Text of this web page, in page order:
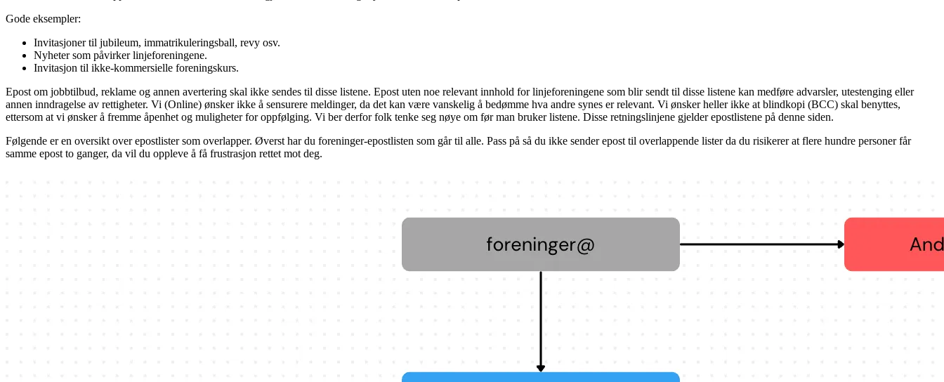
Gode eksempler:
Invitasjoner til jubileum, immatrikuleringsball, revy osv.
Nyheter som påvirker linjeforeningene.
Invitasjon til ikke-kommersielle foreningskurs.
Epost om jobbtilbud, reklame og annen avertering skal ikke sendes til disse listene. Epost uten noe relevant innhold for linjeforeningene som blir sendt til disse listene kan medføre advarsler, utestenging eller
annen inndragelse av rettigheter. Vi (Online) ønsker ikke å sensurere meldinger, da det kan være vanskelig å bedømme hva andre synes er relevant. Vi ønsker heller ikke at blindkopi (BCC) skal benyttes,
ettersom at vi ønsker å fremme åpenhet og muligheter for oppfølging. Vi ber derfor folk tenke seg nøye om før man bruker listene. Disse retningslinjene gjelder epostlistene på denne siden.
Følgende er en oversikt over epostlister som overlapper. Øverst har du foreninger-epostlisten som går til alle. Pass på så du ikke sender epost til overlappende lister da du risikerer at flere hundre personer får
samme epost to ganger, da vil du oppleve å få frustrasjon rettet mot deg.